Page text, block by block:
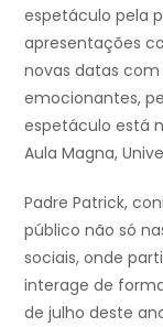
espetáculo pela
apresentações
novas datas
emocionantes,
espetáculo está
Aula Magna,
Padre Patrick,
público não só
sociais, onde
interage de
de julho deste